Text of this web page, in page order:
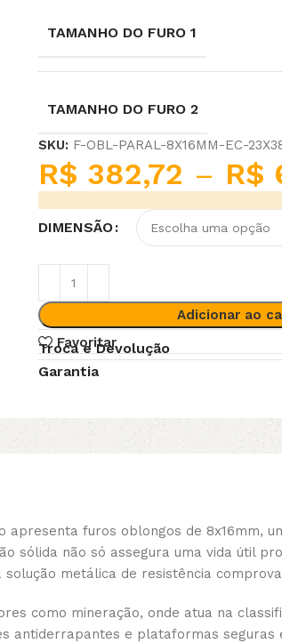
TAMANHO DO FURO 1
TAMANHO DO FURO 2
SKU: F-OBL-PARAL-8X16MM-EC-
R$ 382,72 – R$
DIMENSÃO
Adicionar ao
Favoritar
Troca e Devolução
Garantia
apresenta furos oblongos de 8x16mm,
sólida não só assegura uma vida útil
metálica de resistência
como mineração, onde atua na
antiderrapantes e plataformas seguras